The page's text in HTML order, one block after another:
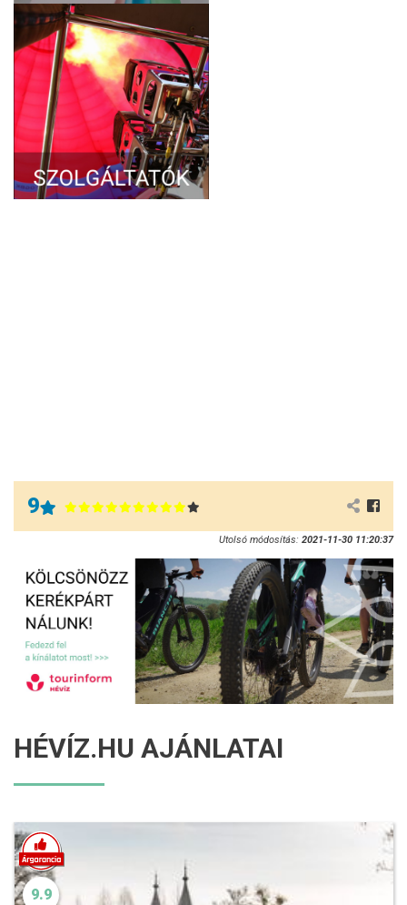
9
Utolsó módosítás: 2021-11-30 11:20:37
HÉVÍZ.HU AJÁNLATAI
9.9